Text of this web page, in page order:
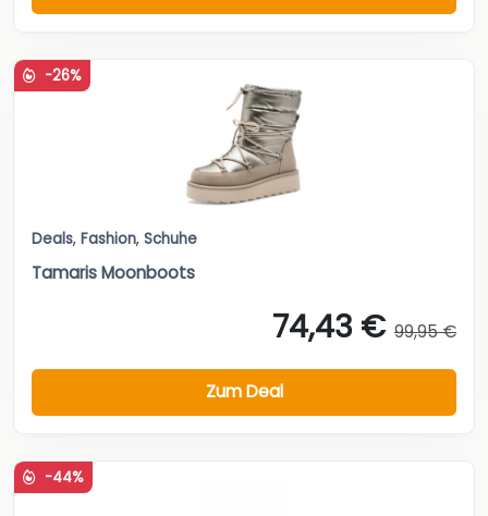
-26%
Deals, Fashion, Schuhe
Tamaris Moonboots
74,43 € 99,95 €
Zum Deal
-44%